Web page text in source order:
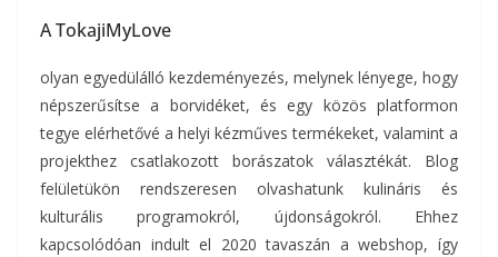
A TokajiMyLove
olyan egyedülálló kezdeményezés, melynek lényege, hogy
népszerűsítse a borvidéket, és egy közös platformon
tegye elérhetővé a helyi kézműves termékeket, valamint a
projekthez csatlakozott borászatok választékát. Blog
felületükön rendszeresen olvashatunk kulináris és
kulturális programokról, újdonságokról. Ehhez
kapcsolódóan indult el 2020 tavaszán a webshop, így